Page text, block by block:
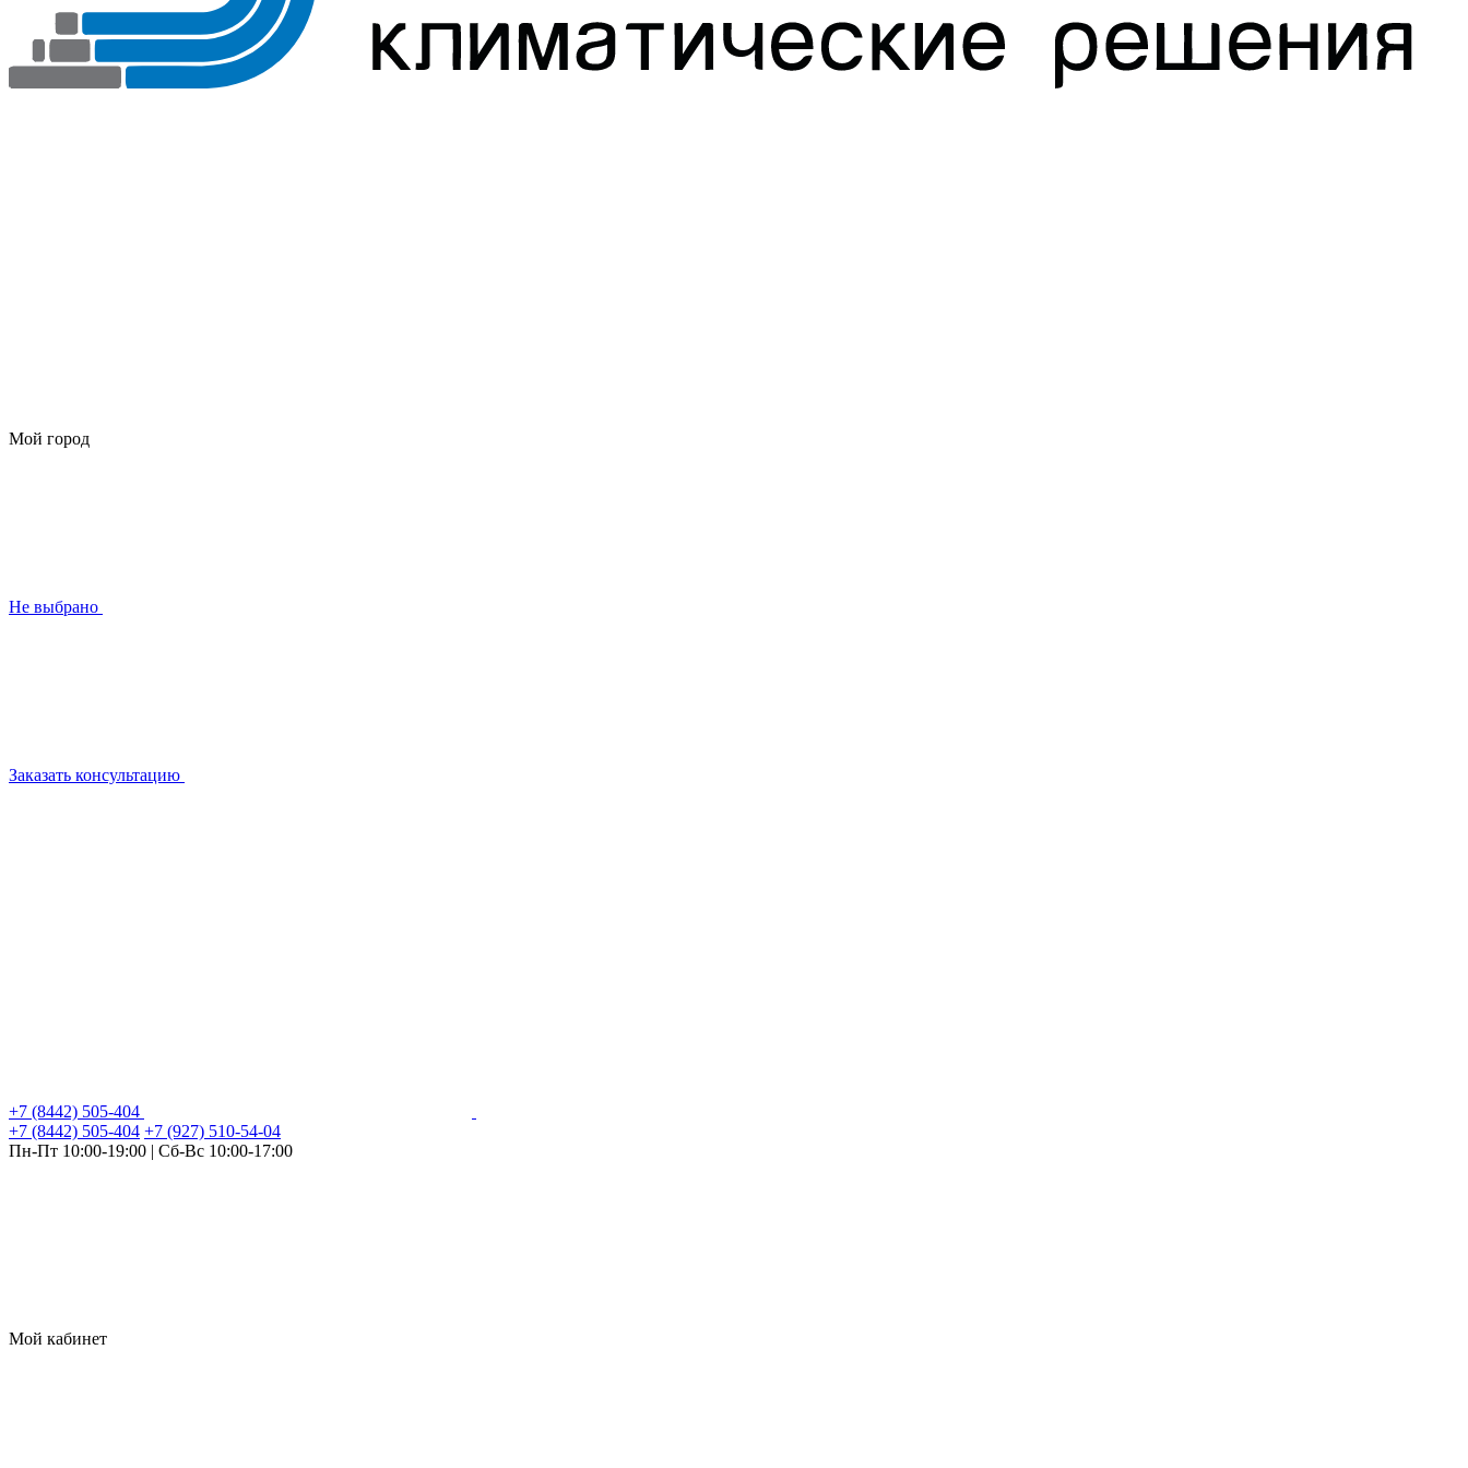
Мой город
Не выбрано
Заказать консультацию
+7 (8442) 505-404
+7 (8442) 505-404 +7 (927) 510-54-04
Пн-Пт 10:00-19:00 | Сб-Вс 10:00-17:00
Мой кабинет